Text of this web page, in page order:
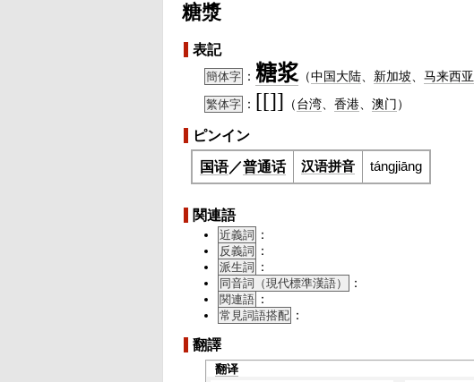
糖漿
表記
簡体字 ： 糖浆（中国大陆 新加坡 马来西亚
繁体字 ： [[]] （台湾 香港 澳门）
ピンイン
国语／普通话 汉语拼音 tángjiāng
関連語
近義詞 ：
反義詞 ：
派生詞 ：
同音詞（現代標準漢語） ：
関連語 ：
常見詞語搭配 ：
翻譯
翻译